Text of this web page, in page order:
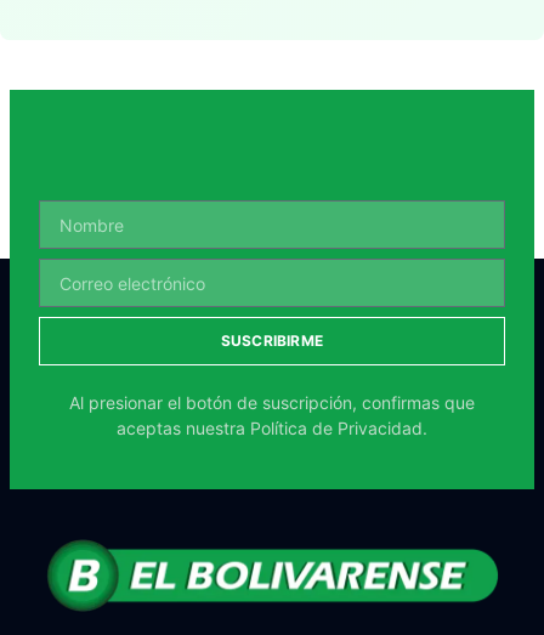
SUSCRIBIRME
Al presionar el botón de suscripción, confirmas que
aceptas nuestra Política de Privacidad.